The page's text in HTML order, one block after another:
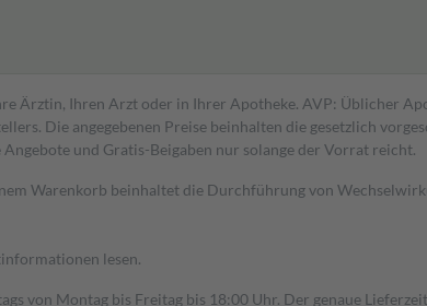
Ärztin, Ihren Arzt oder in Ihrer Apotheke. AVP: Üblicher
Die angegebenen Preise beinhalten die gesetzlich
und Gratis-Beigaben nur solange der Vorrat reicht.
Warenkorb beinhaltet die Durchführung von
lesen.
von Montag bis Freitag bis 18:00 Uhr. Der genaue